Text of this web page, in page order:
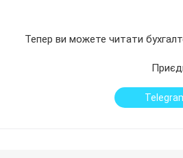
Тепер ви можете читати